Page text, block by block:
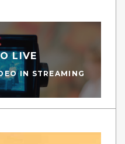
LIVE
IN STREAMING